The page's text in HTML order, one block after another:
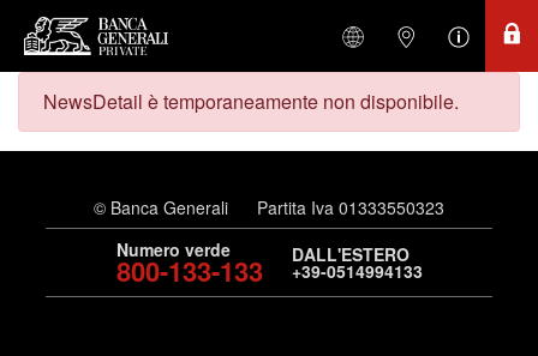
NewsDetail è temporaneamente non disponibile.
© Banca Generali
Partita Iva 01333550323
Numero verde
800-133-133 DALL'ESTERO
+39-0514994133